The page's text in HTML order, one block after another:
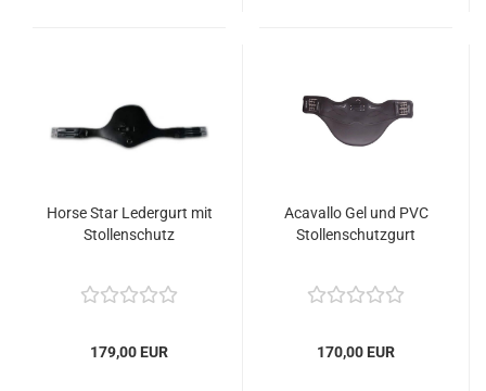
Horse Star Ledergurt mit
Stollenschutz
179,00 EUR
Acavallo Gel und PVC
Stollenschutzgurt
170,00 EUR